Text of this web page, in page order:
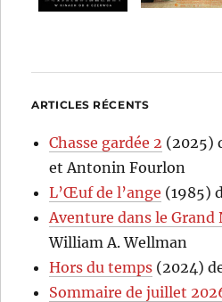
ARTICLES RÉCENTS
Chasse gardée 2 (2025)
et Antonin Fourlon
L’Œuf de l’ange (1985)
Aventure dans le Grand
William A. Wellman
Hors du temps (2024)
Sommaire de juillet